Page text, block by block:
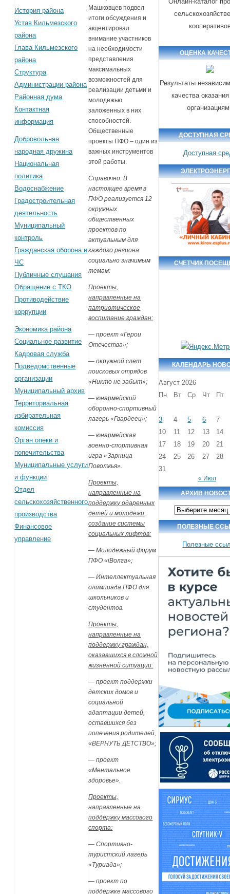
История района
Устав Кильмезского
района
Глава Кильмезского
района
Структура
Администрации района
Районная дума
Контактная
информация
Добровольная
народная дружина
Национальная
политика
Водоснабжение
Градостроительная
деятельность
Муниципальный
контроль
Гражданская оборона и
ЧС
Публичные слушания
Обращение с ТКО
Противодействие
коррупции
Экономика района
Социальное развитие
Кадровая служба
Подведомственные
организации
Муниципальный архив
Территориальная
избирательная
комиссия
Орган опеки и
попечительства
Муниципальные услуги
и функции
Отдел
сельскохозяйственного
производства
Финансовое
управление
Машковцев подвел
итоги обсуждения и
акцентировал
внимание участников
на необходимости
представления
максимальных
возможностей для
реализации детьми и
молодежью
заложенных в них
способностей.
Общественные
проекты ПФО – один из
важных инструментов
этой работы.
Справочно: В
настоящее время в
ПФО реализуется 12
окружных
общественных
проектов по
актуальным для
каждого региона
социально значимым
темам:
Проекты,
направленные на
патриотическое
воспитание граждан:
— проект «Герои
Отечества»;
— окружной слет
поисковых отрядов
«Никто не забыт»;
— юнармейский
оборонно-спортивный
лагерь «Гвардеец»;
— юнармейская
военно-спортивная
игра «Зарница
Поволжья».
Проекты,
направленные на
поддержку одаренных
детей и молодежи,
создание системы
социальных лифтов:
— Молодежный форум
ПФО «iВолга»;
— Интеллектуальная
олимпиада ПФО для
школьников и
студентов.
Проекты,
направленные на
поддержку граждан,
оказавшихся в сложной
жизненной ситуации:
— проект поддержки
детских домов и
социальной
адаптации детей,
оставшихся без
попечения родителей,
«ВЕРНУТЬ ДЕТСТВО»;
— проект
«Ментальное
здоровье».
Проекты,
направленные на
поддержку массового
спорта:
— Спортивно-
туристский лагерь
«Туриада»;
— проект по
поддержке массового
ОЦЕНКА
Результаты
качества
ДОСТУПНАЯ
Доступная
СЧЕТЧИК
КАЛЕНДАРЬ
Август 2026
Пн
Вт Ср Чт Пт
3 4 5 6
7
10
11 12 13
14
17
18 19 20
21
24
25 26 27
28
31
« Июл
АРХИВ
Архив
новостей
ПОЛЕЗНЫЕ
Полезные